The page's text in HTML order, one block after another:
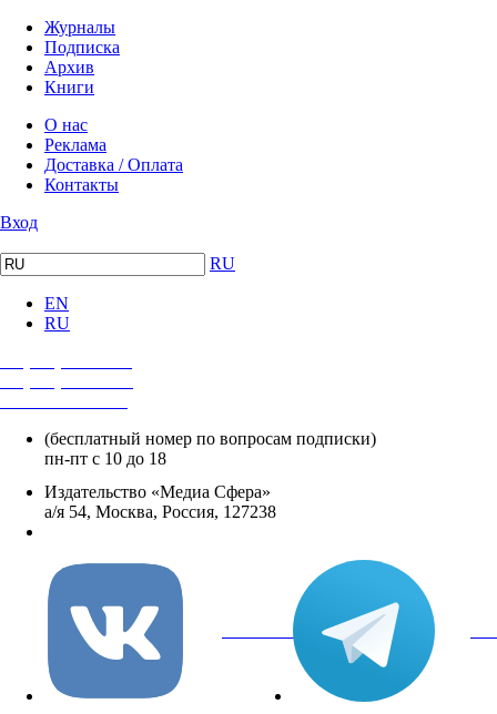
Журналы
Подписка
Архив
Книги
О нас
Реклама
Доставка / Оплата
Контакты
Вход
RU
EN
RU
(бесплатный номер по вопросам подписки)
пн-пт с 10 до 18
Издательство «Медиа Сфера»
а/я 54, Москва, Россия, 127238
вКонтакте